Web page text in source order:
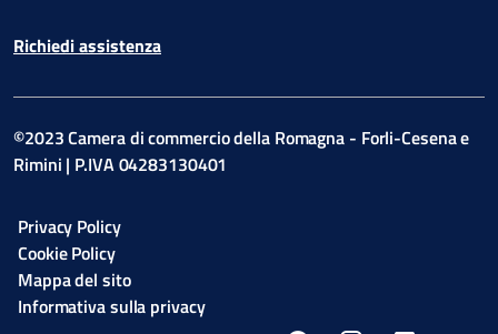
Richiedi assistenza
©2023 Camera di commercio della Romagna - Forli-Cesena e
Rimini | P.IVA 04283130401
Privacy Policy
Cookie Policy
Mappa del sito
Informativa sulla privacy